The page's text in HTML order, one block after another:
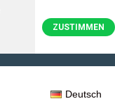
ZUSTIMMEN
Deutsch